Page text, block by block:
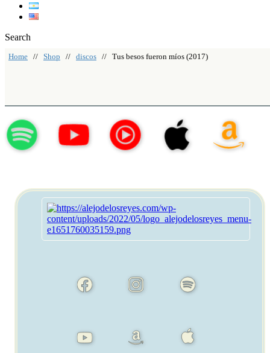
Search
Home // Shop // discos // Tus besos fueron míos (2017)